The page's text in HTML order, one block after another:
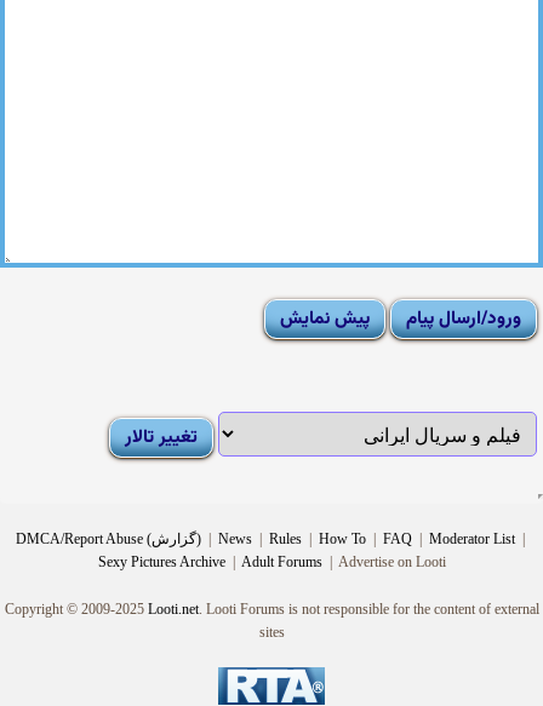
DMCA/Report Abuse (گزارش) | News | Rules | How To | FAQ | Moderator List |
Sexy Pictures Archive | Adult Forums |Advertise on Looti
Copyright © 2009-2025 Looti.net. Looti Forums is not responsible for the content of external
sites